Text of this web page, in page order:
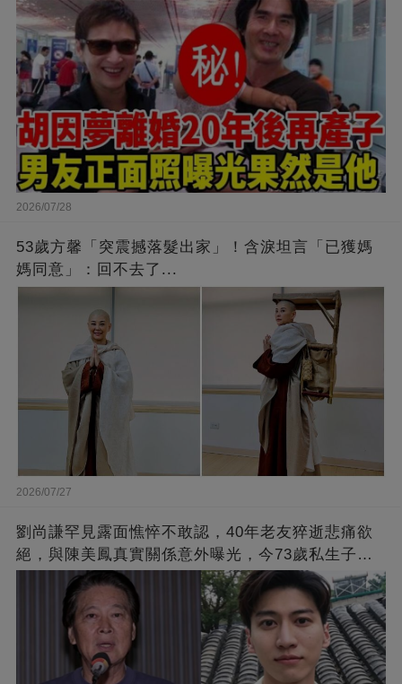
2026/07/28
53歲方馨「突震撼落髮出家」！含淚坦言「已獲媽
媽同意」：回不去了...
2026/07/27
劉尚謙罕見露面憔悴不敢認，40年老友猝逝悲痛欲
絕，與陳美鳳真實關係意外曝光，今73歲私生子身
份瞞不住